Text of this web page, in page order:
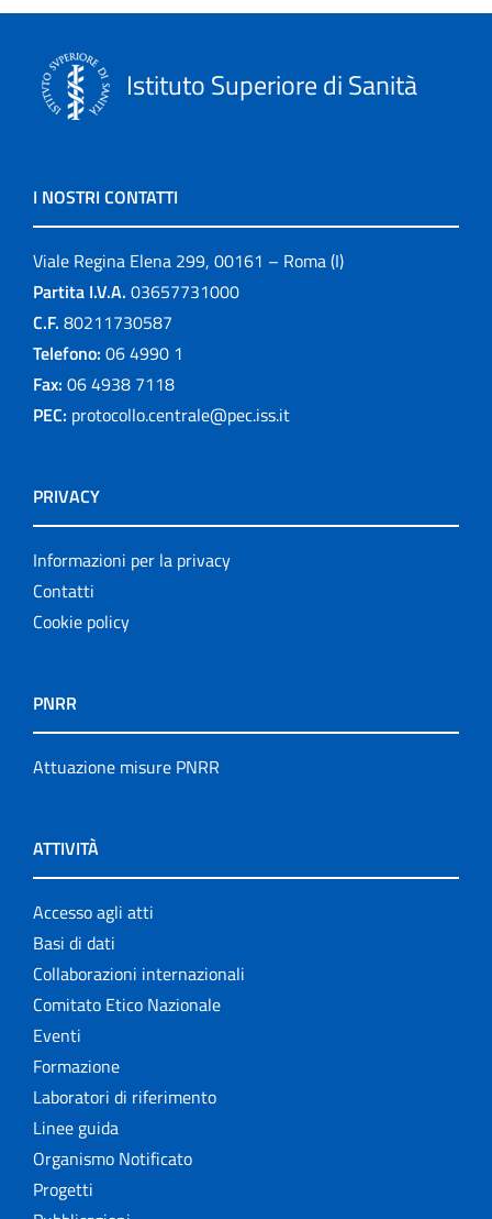
Istituto Superiore di Sanità
I NOSTRI CONTATTI
Viale Regina Elena 299, 00161 – Roma (I)
Partita I.V.A. 03657731000
C.F. 80211730587
Telefono: 06 4990 1
Fax: 06 4938 7118
PEC: protocollo.centrale@pec.iss.it
PRIVACY
Informazioni per la privacy
Contatti
Cookie policy
PNRR
Attuazione misure PNRR
ATTIVITÀ
Accesso agli atti
Basi di dati
Collaborazioni internazionali
Comitato Etico Nazionale
Eventi
Formazione
Laboratori di riferimento
Linee guida
Organismo Notificato
Progetti